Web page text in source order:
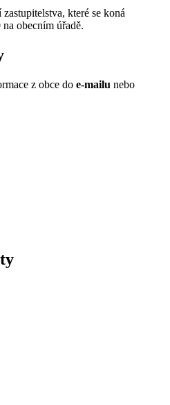
které se koná
obecním úřadě.
z obce do e-mailu nebo